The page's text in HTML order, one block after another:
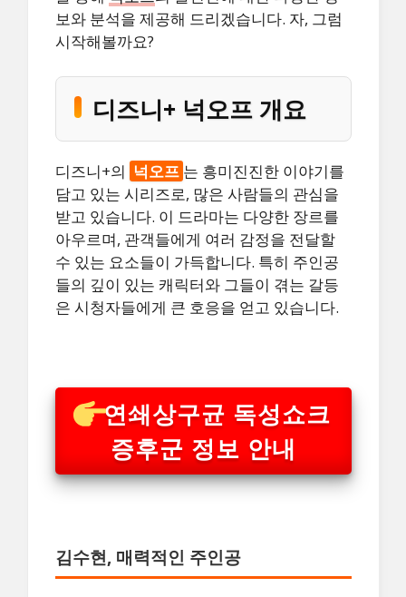
보와 분석을 제공해 드리겠습니다. 자, 그럼
시작해볼까요?
디즈니+ 넉오프 개요
디즈니+의 넉오프 는 흥미진진한 이야기를
담고 있는 시리즈로, 많은 사람들의 관심을
받고 있습니다. 이 드라마는 다양한 장르를
아우르며, 관객들에게 여러 감정을 전달할
수 있는 요소들이 가득합니다. 특히 주인공
들의 깊이 있는 캐릭터와 그들이 겪는 갈등
은 시청자들에게 큰 호응을 얻고 있습니다.
연쇄상구균 독성쇼크
증후군 정보 안내
김수현, 매력적인 주인공